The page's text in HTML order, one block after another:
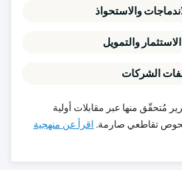
والاستحواذ
والتمويل
الشركات
مُتحقّق منها عبر مقابلات أولية
تقاطعي صارمة. اقرأ عن منهجية